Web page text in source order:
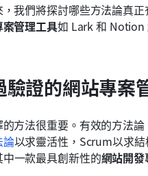
，我們將探討哪些方法論真
案管理工具如 Lark 和 Notion
驗證的網站專
方法很重要。有效的方法
論以求靈活性，Scrum以求
一款最具創新性的網站開